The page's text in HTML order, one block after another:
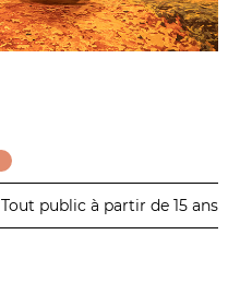
Tout public à partir de 15 ans